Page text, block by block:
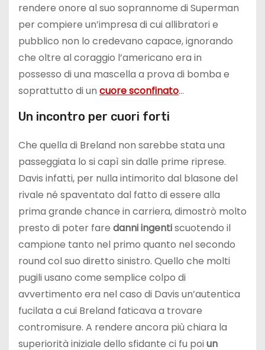
rendere onore al suo soprannome di Superman
per compiere un’impresa di cui allibratori e
pubblico non lo credevano capace, ignorando
che oltre al coraggio l’americano era in
possesso di una mascella a prova di bomba e
soprattutto di un cuore sconfinato…
Un incontro per cuori forti
Che quella di Breland non sarebbe stata una
passeggiata lo si capì sin dalle prime riprese.
Davis infatti, per nulla intimorito dal blasone del
rivale né spaventato dal fatto di essere alla
prima grande chance in carriera, dimostrò molto
presto di poter fare danni ingentiscuotendo il
campione tanto nel primo quanto nel secondo
round col suo diretto sinistro. Quello che molti
pugili usano come semplice colpo di
avvertimento era nel caso di Davis un’autentica
fucilata a cui Breland faticava a trovare
contromisure. A rendere ancora più chiara la
superiorità iniziale dello sfidante ci fu poiun